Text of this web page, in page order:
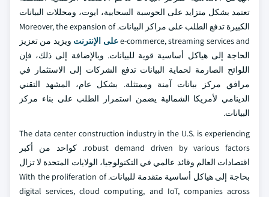
تعتمد بشكل متزايد على الحوسبة السحابية، ايوت، ومحللات البيانات
الكبيرة تدفع الطلب على مراكز البيانات. Moreover, the expansion of
e-commerce, streaming services andعلى الإنترنت ويزيد من تعزيز
الحاجة إلى هياكل أساسية قوية للبيانات. وبالإضافة إلى ذلك، فإن
اللوائح الصارمة لحماية البيانات تدفع الشركات إلى الاستثمار في
مرافق مركز بيانات آمنة وممتثلة. بشكل عام، المشهد التقني
الدينامي لأمريكا الشمالية يضمن استمرار الطلب على بناء مركز
البيانات.
The data center construction industry in the U.S. is experiencing
robust demand driven by various factors. كواحد من أكبر
اقتصادات العالم وقائد عالمي في التكنولوجيا، الولايات المتحدة لا تزال
بحاجة إلى هياكل أساسية متقدمة للبيانات. With the proliferation of
digital services, cloud computing, and IoT, companies across